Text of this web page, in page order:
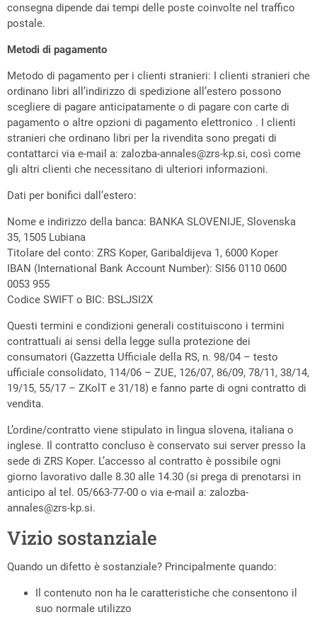
consegna dipende dai tempi delle poste coinvolte nel traffico
postale.
Metodi di pagamento
Metodo di pagamento per i clienti stranieri: I clienti stranieri che
ordinano libri all’indirizzo di spedizione all’estero possono
scegliere di pagare anticipatamente o di pagare con carte di
pagamento o altre opzioni di pagamento elettronico . I clienti
stranieri che ordinano libri per la rivendita sono pregati di
contattarci via e-mail a: zalozba-annales@zrs-kp.si, così come
gli altri clienti che necessitano di ulteriori informazioni.
Dati per bonifici dall’estero:
Nome e indirizzo della banca: BANKA SLOVENIJE, Slovenska
35, 1505 Lubiana
Titolare del conto: ZRS Koper, Garibaldijeva 1, 6000 Koper
IBAN (International Bank Account Number): SI56 0110 0600
0053 955
Codice SWIFT o BIC: BSLJSI2X
Questi termini e condizioni generali costituiscono i termini
contrattuali ai sensi della legge sulla protezione dei
consumatori (Gazzetta Ufficiale della RS, n. 98/04 – testo
ufficiale consolidato, 114/06 – ZUE, 126/07, 86/09, 78/11, 38/14,
19/15, 55/17 – ZKolT e 31/18) e fanno parte di ogni contratto di
vendita.
L’ordine/contratto viene stipulato in lingua slovena, italiana o
inglese. Il contratto concluso è conservato sui server presso la
sede di ZRS Koper. L’accesso al contratto è possibile ogni
giorno lavorativo dalle 8.30 alle 14.30 (si prega di prenotarsi in
anticipo al tel. 05/663-77-00 o via e-mail a: zalozba-
annales@zrs-kp.si.
Vizio sostanziale
Quando un difetto è sostanziale? Principalmente quando:
Il contenuto non ha le caratteristiche che consentono il
suo normale utilizzo